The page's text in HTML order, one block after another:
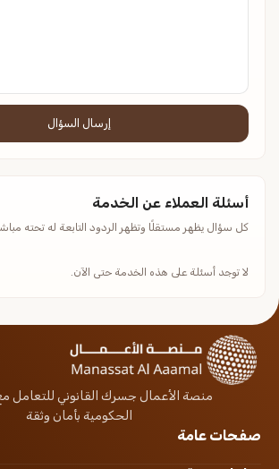
إرسال السؤال
أسئلة العملاء عن الخدمة
كل سؤال يظهر مستقلًا وتظهر الردود التابعة له تحته
لا توجد أسئلة على هذه الخدمة حتى الآن.
منصة الأعمال جسرك القانوني للتعامل
الحكومية بأمان وثقة
صفحات عامة